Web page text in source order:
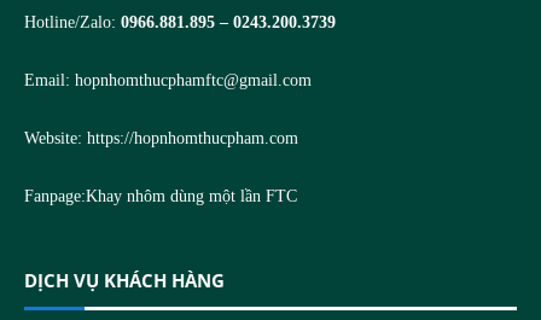
Hotline/Zalo: 0966.881.895 – 0243.200.3739
Email: hopnhomthucphamftc@gmail.com
Website: https://hopnhomthucpham.com
Fanpage:Khay nhôm dùng một lần FTC
DỊCH VỤ KHÁCH HÀNG